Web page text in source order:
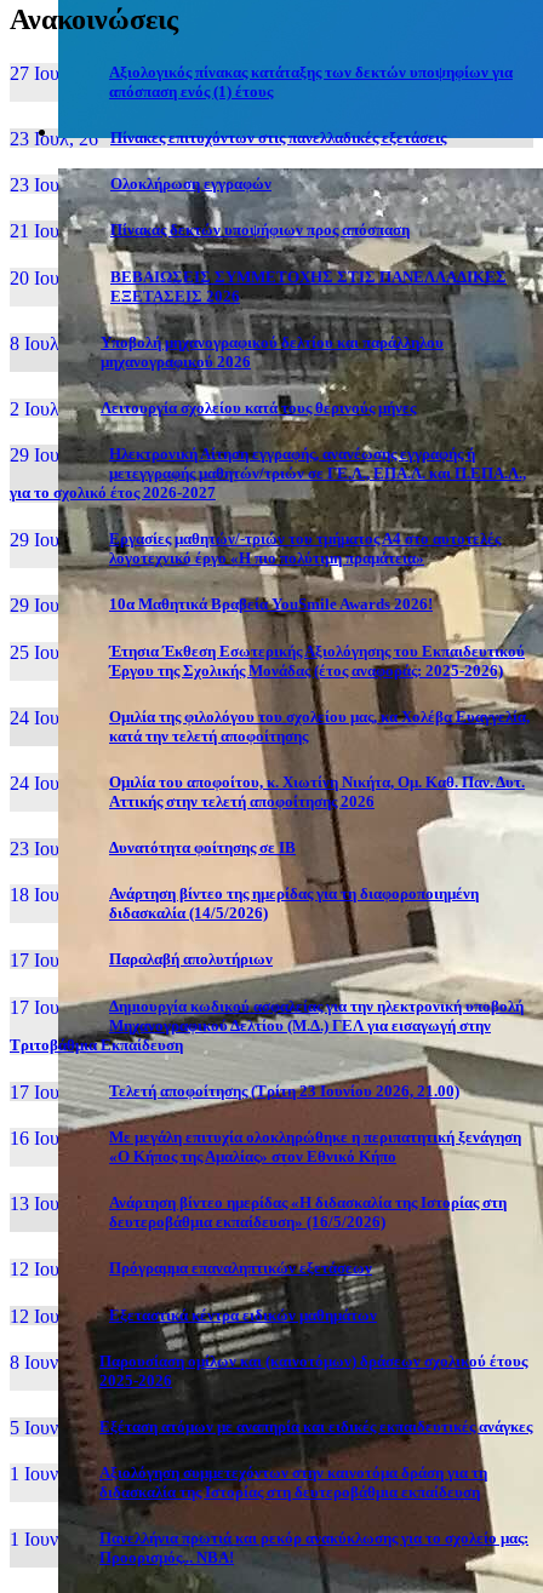
Ανακοινώσεις
27 Ιουν, 26
Αξιολογικός πίνακας κατάταξης των δεκτών υποψηφίων για
απόσπαση ενός (1) έτους
23 Ιουλ, 26 Πίνακες επιτυχόντων στις πανελλαδικές εξετάσεις
23 Ιουλ, 26 Ολοκλήρωση εγγραφών
21 Ιουλ, 26 Πίνακας δεκτών υποψήφιων προς απόσπαση
20 Ιουλ, 26
ΒΕΒΑΙΩΣΕΙΣ ΣΥΜΜΕΤΟΧΗΣ ΣΤΙΣ ΠΑΝΕΛΛΑΔΙΚΕΣ
ΕΞΕΤΑΣΕΙΣ 2026
8 Ιουλ, 26
Υποβολή μηχανογραφικού δελτίου και παράλληλου
μηχανογραφικού 2026
2 Ιουλ, 26 Λειτουργία σχολείου κατά τους θερινούς μήνες
29 Ιουν, 26
Ηλεκτρονική Αίτηση εγγραφής, ανανέωσης εγγραφής ή
μετεγγραφής μαθητών/τριών σε ΓΕ.Λ., ΕΠΑ.Λ. και Π.ΕΠΑ.Λ.,
για το σχολικό έτος 2026-2027
29 Ιουν, 26
Εργασίες μαθητών/-τριών του τμήματος Α4 στο αυτοτελές
λογοτεχνικό έργο «Η πιο πολύτιμη πραμάτεια»
29 Ιουν, 26 10α Μαθητικά Βραβεία YouSmile Awards 2026!
25 Ιουν, 26
Έτησια Έκθεση Εσωτερικής Αξιολόγησης του Εκπαιδευτικού
Έργου της Σχολικής Μονάδας (έτος αναφοράς: 2025-2026)
24 Ιουν, 26
Ομιλία της φιλολόγου του σχολείου μας, κα Χολέβα Ευαγγελία,
κατά την τελετή αποφοίτησης
24 Ιουν, 26
Ομιλία του αποφοίτου, κ. Χιωτίνη Νικήτα, Ομ. Καθ. Παν. Δυτ.
Αττικής στην τελετή αποφοίτησης 2026
23 Ιουν, 26 Δυνατότητα φοίτησης σε ΙΒ
18 Ιουν, 26
Ανάρτηση βίντεο της ημερίδας για τη διαφοροποιημένη
διδασκαλία (14/5/2026)
17 Ιουν, 26 Παραλαβή απολυτήριων
17 Ιουν, 26
Δημιουργία κωδικού ασφαλείας για την ηλεκτρονική υποβολή
Μηχανογραφικού Δελτίου (Μ.Δ.) ΓΕΛ για εισαγωγή στην
Τριτοβάθμια Εκπαίδευση
17 Ιουν, 26 Τελετή αποφοίτησης (Τρίτη 23 Ιουνίου 2026, 21.00)
16 Ιουν, 26
Με μεγάλη επιτυχία ολοκληρώθηκε η περιπατητική ξενάγηση
«Ο Κήπος της Αμαλίας» στον Εθνικό Κήπο
13 Ιουν, 26
Ανάρτηση βίντεο ημερίδας «Η διδασκαλία της Ιστορίας στη
δευτεροβάθμια εκπαίδευση» (16/5/2026)
12 Ιουν, 26 Πρόγραμμα επαναληπτικών εξετάσεων
12 Ιουν, 26 Εξεταστικά κέντρα ειδικών μαθημάτων
8 Ιουν, 26
Παρουσίαση ομίλων και (καινοτόμων) δράσεων σχολικού έτους
2025-2026
5 Ιουν, 26 Εξέταση ατόμων με αναπηρία και ειδικές εκπαιδευτικές ανάγκες
1 Ιουν, 26
Αξιολόγηση συμμετεχόντων στην καινοτόμα δράση για τη
διδασκαλία της Ιστορίας στη δευτεροβάθμια εκπαίδευση
1 Ιουν, 26
Πανελλήνια πρωτιά και ρεκόρ ανακύκλωσης για το σχολείο μας:
Προορισμός... NBA!